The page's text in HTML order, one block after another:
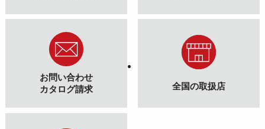
お問い合わせ
カタログ請求
全国の取扱店